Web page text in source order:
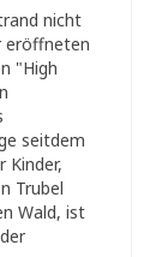
nicht
eröffneten
"High
seitdem
Kinder,
Trubel
Wald, ist